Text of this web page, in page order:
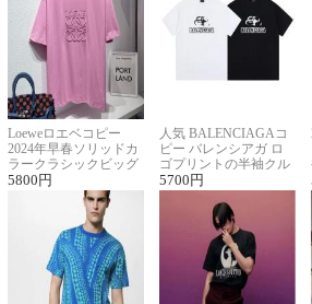
Loeweロエベコピー
2024年早春ソリッドカ
ラークラシックビッグ
ロゴ刺繍Tシャツ
5800 円
人気 BALENCIAGAコ
ピー バレンシアガ ロ
ゴプリントの半袖クル
ーネックTシャツ
5700 円